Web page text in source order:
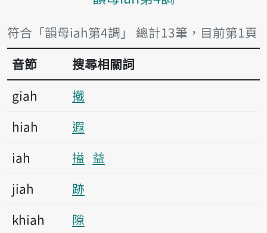
符合「韻母iah第4調」 總計13筆，目前第1頁
音節
搜尋相關詞
giah
撠
hiah
遐
iah
搤 益
jiah
跡
khiah
隙